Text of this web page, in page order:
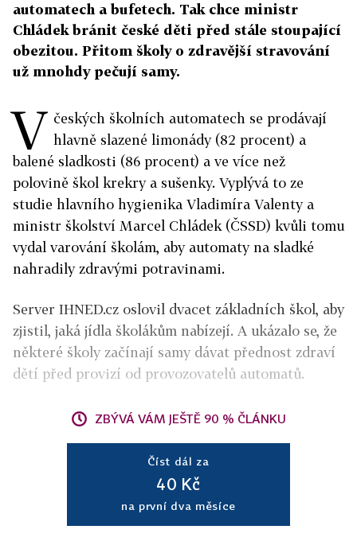
automatech a bufetech. Tak chce ministr
Chládek bránit české děti před stále stoupající
obezitou. Přitom školy o zdravější stravování
už mnohdy pečují samy.
V českých školních automatech se prodávají
hlavně slazené limonády (82 procent) a
balené sladkosti (86 procent) a ve více než
polovině škol krekry a sušenky. Vyplývá to ze
studie hlavního hygienika Vladimíra Valenty a
ministr školství Marcel Chládek (ČSSD) kvůli tomu
vydal varování školám, aby automaty na sladké
nahradily zdravými potravinami.
Server IHNED.cz oslovil dvacet základních škol, aby
zjistil, jaká jídla školákům nabízejí. A ukázalo se, že
některé školy začínají samy dávat přednost zdraví
dětí před provizí od provozovatelů automatů.
ZBÝVÁ VÁM JEŠTĚ 90 % ČLÁNKU
Číst dál za
40 Kč
na první dva měsíce